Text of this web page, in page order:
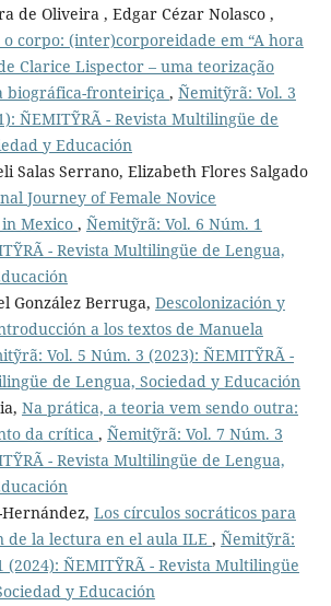
de Oliveira , Edgar Cézar Nolasco ,
o corpo: (inter)corporeidade em “A hora
Clarice Lispector – uma teorização
biográfica-fronteiriça , Ñemitỹrã: Vol. 3
ÑEMITỸRÃ - Revista Multilingüe de
y Educación
Salas Serrano, Elizabeth Flores Salgado
Journey of Female Novice
Mexico , Ñemitỹrã: Vol. 6 Núm. 1
- Revista Multilingüe de Lengua,
González Berruga, Descolonización y
a los textos de Manuela
Vol. 5 Núm. 3 (2023): ÑEMITỸRÃ -
de Lengua, Sociedad y Educación
Na prática, a teoria vem sendo outra:
da crítica , Ñemitỹrã: Vol. 7 Núm. 3
- Revista Multilingüe de Lengua,
Los círculos socráticos para
de la lectura en el aula ILE , Ñemitỹrã:
(2024): ÑEMITỸRÃ - Revista Multilingüe
y Educación